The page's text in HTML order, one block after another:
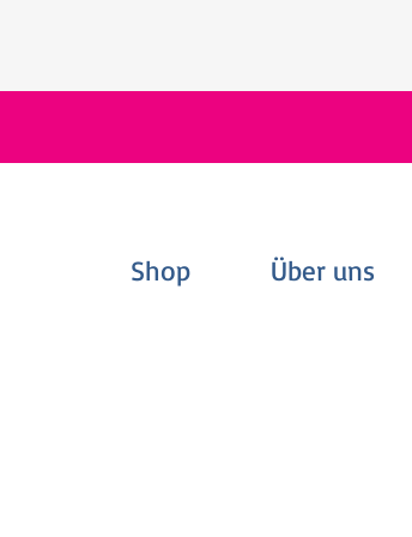
Shop Über uns